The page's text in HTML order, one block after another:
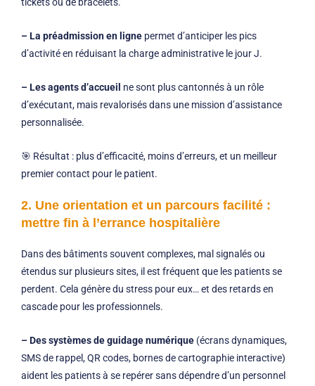
– La préadmission en ligne permet d’anticiper les pics
d’activité en réduisant la charge administrative le jour J.
– Les agents d’accueil ne sont plus cantonnés à un rôle
d’exécutant, mais revalorisés dans une mission d’assistance
personnalisée.
🎯 Résultat : plus d’efficacité, moins d’erreurs, et un meilleur
premier contact pour le patient.
2. Une orientation et un parcours facilité :
mettre fin à l’errance hospitalière
Dans des bâtiments souvent complexes, mal signalés ou
étendus sur plusieurs sites, il est fréquent que les patients se
perdent. Cela génère du stress pour eux… et des retards en
cascade pour les professionnels.
– Des systèmes de guidage numérique (écrans dynamiques,
SMS de rappel, QR codes, bornes de cartographie interactive)
aident les patients à se repérer sans dépendre d’un personnel